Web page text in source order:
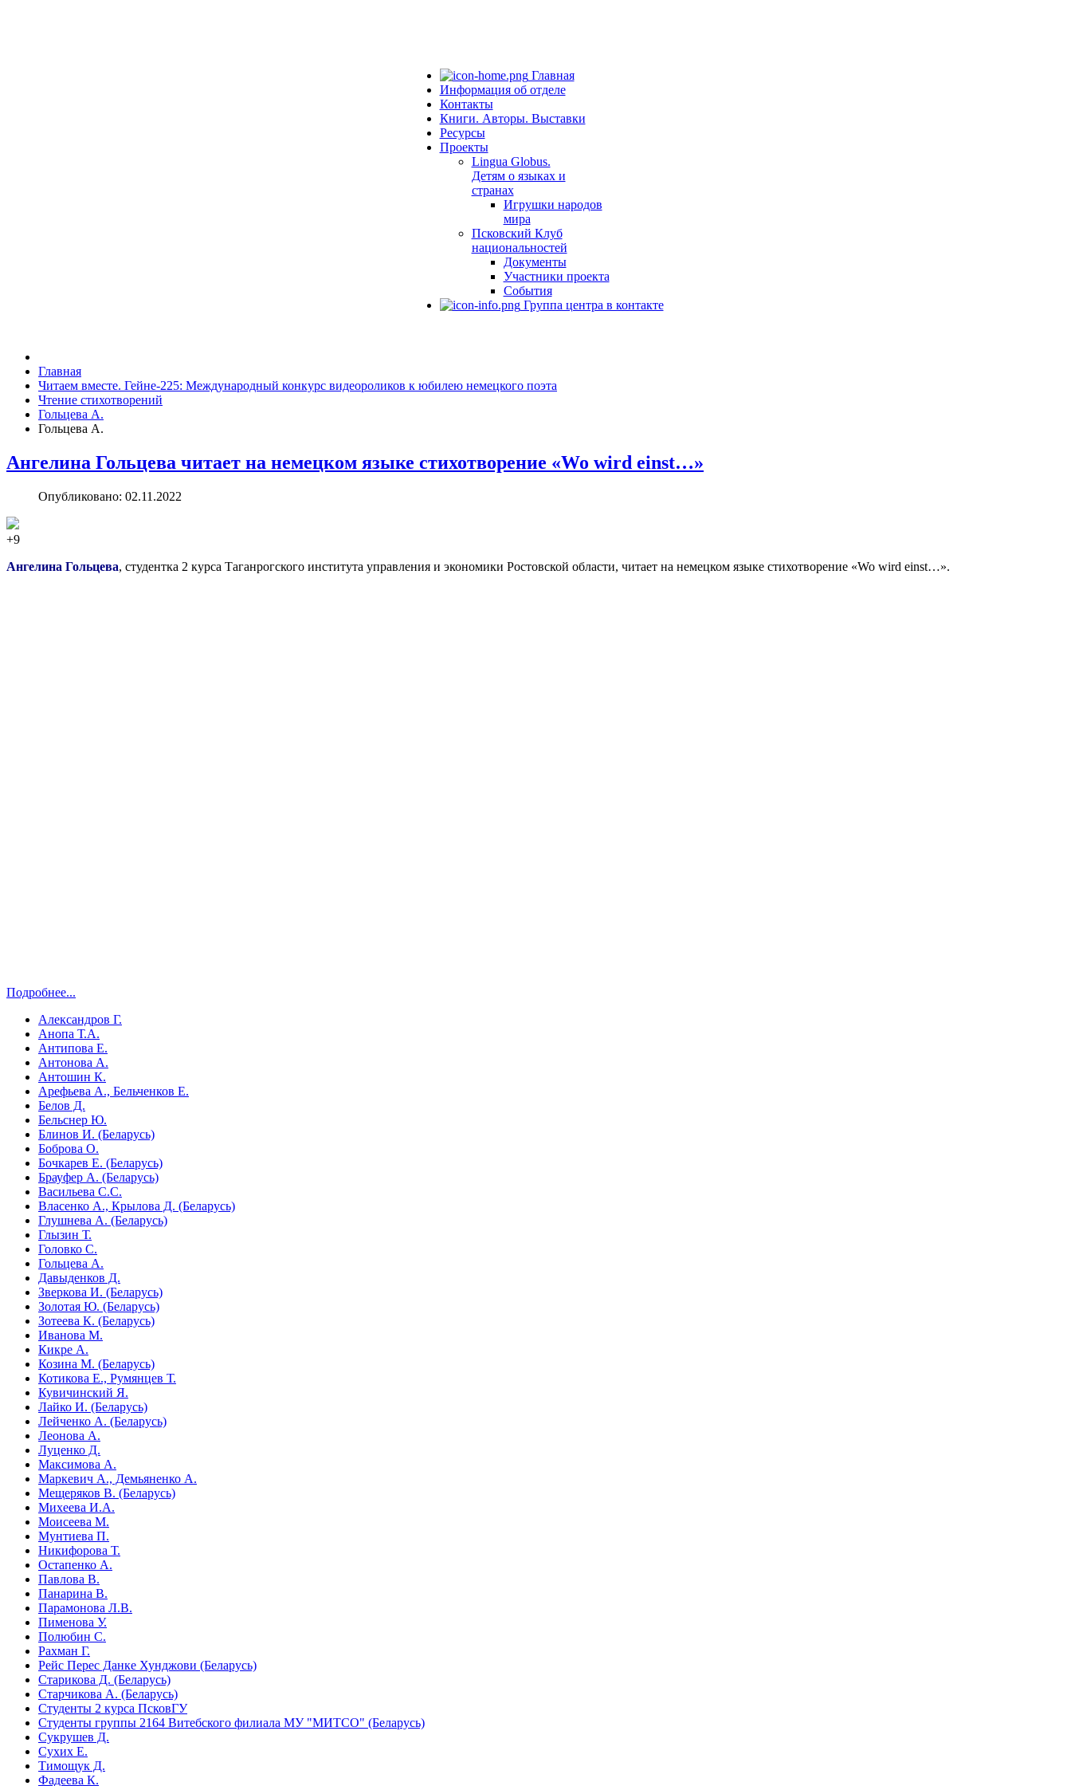
Главная
Информация об отделе
Контакты
Книги. Авторы. Выставки
Ресурсы
Проекты
Lingua Globus.
Детям о языках и
странах
Игрушки народов
мира
Псковский Клуб
национальностей
Документы
Участники проекта
События
Группа центра в контакте
Главная
Читаем вместе. Гейне-225: Международный конкурс видеороликов к юбилею немецкого поэта
Чтение стихотворений
Гольцева А.
Гольцева А.
Ангелина Гольцева читает на немецком языке стихотворение «Wo wird einst…»
Опубликовано: 02.11.2022
+9
Ангелина Гольцева, студентка 2 курса Таганрогского института управления и экономики Ростовской области, читает на немецком языке стихотворение «Wo wird einst…».
Подробнее...
Александров Г.
Анопа Т.А.
Антипова Е.
Антонова А.
Антошин К.
Арефьева А., Бельченков Е.
Белов Д.
Бельснер Ю.
Блинов И. (Беларусь)
Боброва О.
Бочкарев Е. (Беларусь)
Брауфер А. (Беларусь)
Васильева С.С.
Власенко А., Крылова Д. (Беларусь)
Глушнева А. (Беларусь)
Глызин Т.
Головко С.
Гольцева А.
Давыденков Д.
Зверкова И. (Беларусь)
Золотая Ю. (Беларусь)
Зотеева К. (Беларусь)
Иванова М.
Кикре А.
Козина М. (Беларусь)
Котикова Е., Румянцев Т.
Кувичинский Я.
Лайко И. (Беларусь)
Лейченко А. (Беларусь)
Леонова А.
Луценко Д.
Максимова А.
Маркевич А., Демьяненко А.
Мещеряков В. (Беларусь)
Михеева И.А.
Моисеева М.
Мунтиева П.
Никифорова Т.
Остапенко А.
Павлова В.
Панарина В.
Парамонова Л.В.
Пименова У.
Полюбин С.
Рахман Г.
Рейс Перес Данке Хунджови (Беларусь)
Старикова Д. (Беларусь)
Старчикова А. (Беларусь)
Студенты 2 курса ПсковГУ
Студенты группы 2164 Витебского филиала МУ "МИТСО" (Беларусь)
Сукрушев Д.
Сухих Е.
Тимощук Д.
Фадеева К.